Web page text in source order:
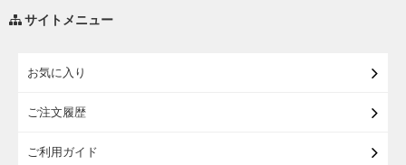
サイトメニュー
お気に入り
ご注文履歴
ご利用ガイド